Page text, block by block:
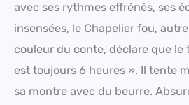
avec ses rythmes effrénés, ses
insensées, le Chapelier fou,
couleur du conte, déclare que le
est toujours 6 heures ». Il tente
sa montre avec du beurre.